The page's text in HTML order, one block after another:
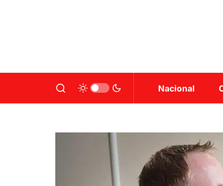
Nacional